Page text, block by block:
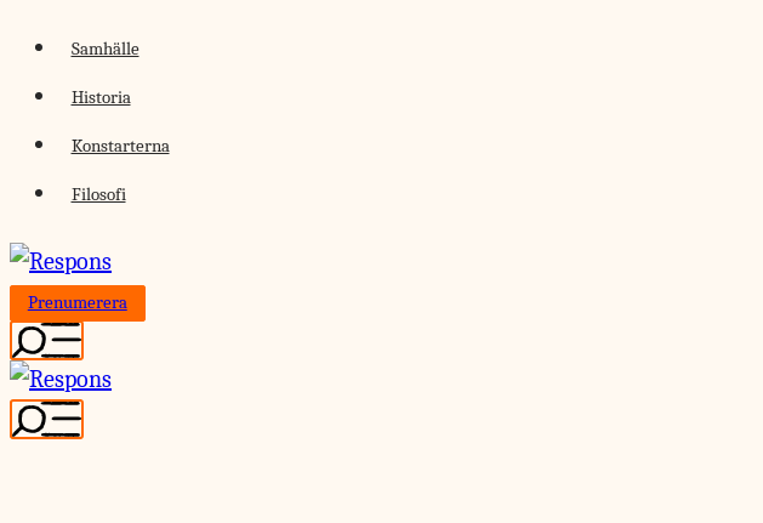
Skip
Samhälle
Historia
Konstarterna
Filosofi
Prenumerera